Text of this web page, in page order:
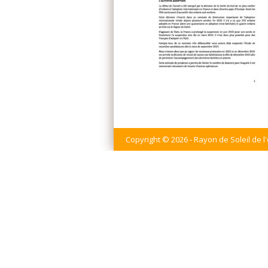
Copyright © 2026 - Rayon de Soleil de